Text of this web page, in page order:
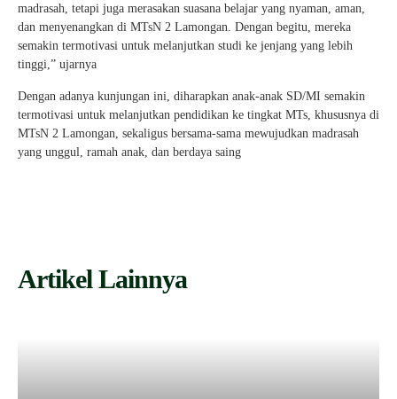
madrasah, tetapi juga merasakan suasana belajar yang nyaman, aman,
dan menyenangkan di MTsN 2 Lamongan. Dengan begitu, mereka
semakin termotivasi untuk melanjutkan studi ke jenjang yang lebih
tinggi,” ujarnya
Dengan adanya kunjungan ini, diharapkan anak-anak SD/MI semakin
termotivasi untuk melanjutkan pendidikan ke tingkat MTs, khususnya di
MTsN 2 Lamongan, sekaligus bersama-sama mewujudkan madrasah
yang unggul, ramah anak, dan berdaya saing
Artikel Lainnya